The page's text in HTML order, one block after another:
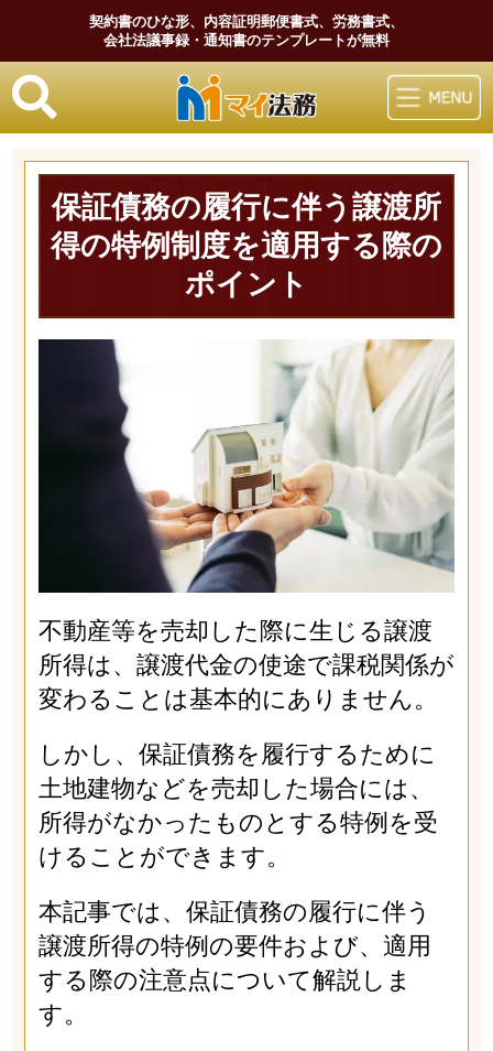
契約書のひな形、内容証明郵便書式、労務書式、
会社法議事録・通知書のテンプレートが無料
マイ法務
保証債務の履行に伴う譲渡所
得の特例制度を適用する際の
ポイント
不動産等を売却した際に生じる譲渡
所得は、譲渡代金の使途で課税関係が
変わることは基本的にありません。
しかし、保証債務を履行するために
土地建物などを売却した場合には、
所得がなかったものとする特例を受
けることができます。
本記事では、保証債務の履行に伴う
譲渡所得の特例の要件および、適用
する際の注意点について解説しま
す。